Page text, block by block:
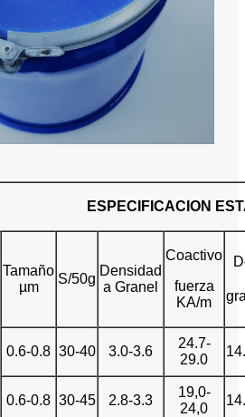
ESPECIFICACION
Tamaño
µm
S/50g
Densidad
a Granel
Coactivo
fuerza
KA/m
0.6-0.8 30-40 3.0-3.6
24.7-
29.0
0.6-0.8 30-45 2.8-3.3
19,0-
24,0